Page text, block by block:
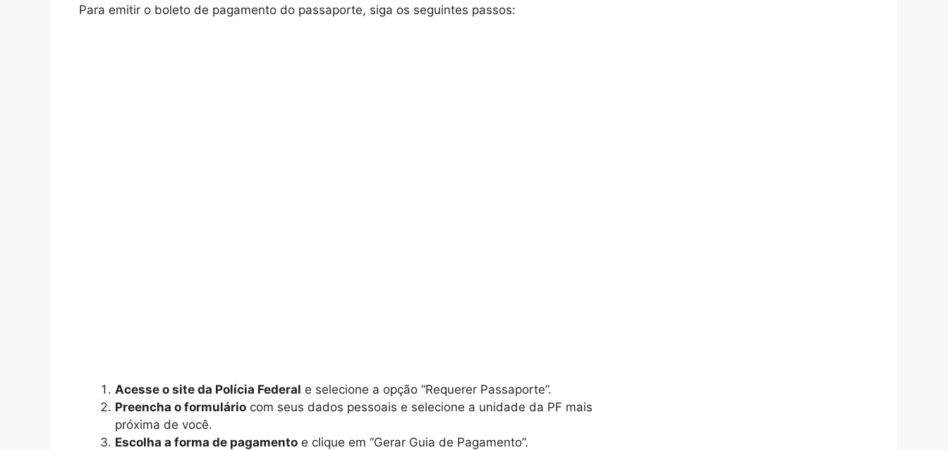
Para emitir o boleto de pagamento do passaporte, siga os seguintes passos:
Acesse o site da Polícia Federal e selecione a opção “Requerer Passaporte”.
Preencha o formulário com seus dados pessoais e selecione a unidade da PF mais
próxima de você.
Escolha a forma de pagamento e clique em “Gerar Guia de Pagamento”.